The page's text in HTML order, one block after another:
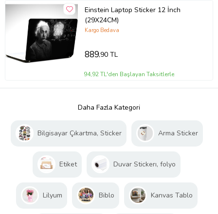
Einstein Laptop Sticker 12 İnch
(29X24CM)
Kargo Bedava
889,90 TL
94,92 TL'den Başlayan Taksitlerle
Daha Fazla Kategori
Bilgisayar Çıkartma, Sticker Arma Sticker
Etiket Duvar Stickerı, folyo
Lilyum Biblo Kanvas Tablo